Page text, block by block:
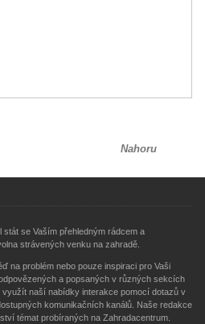
Nahoru
se Vaším přehledným rádcem a
strávených venku na zahradě.
na problém nebo pouze inspiraci pro Vaši
a popsaných v různých sekcích
využít naší nabídky interakce pomocí dotazů v
komunikačních kanálů. Naše redakce
témat probíraných na Zahradacentrum.